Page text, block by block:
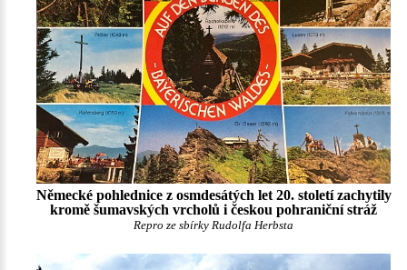
Německé pohlednice z osmdesátých let 20. století zachytily
kromě šumavských vrcholů i českou pohraniční stráž
Repro ze sbírky Rudolfa Herbsta